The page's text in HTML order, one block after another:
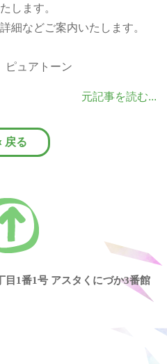
します。
細などご案内いたします。
ュアトーン
元記事を読む...
戻る
目1番1号 アスタくにづか3番館